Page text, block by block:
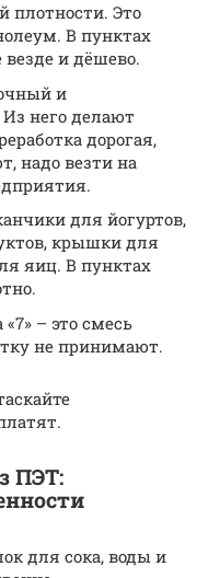
плотности. Это
В пунктах
и дёшево.
и
него делают
дорогая,
надо везти на
для йогуртов,
крышки для
яиц. В пунктах
– это смесь
не принимают.
ПЭТ:
для сока, воды и